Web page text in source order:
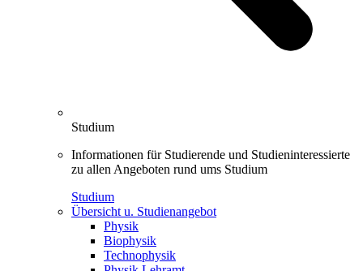
Studium
Informationen für Studierende und Studieninteressierte
zu allen Angeboten rund ums Studium
Studium
Übersicht u. Studienangebot
Physik
Biophysik
Technophysik